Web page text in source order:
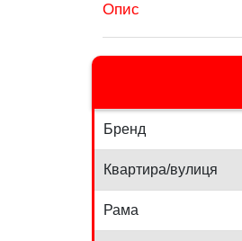
Опис
Бренд
Квартира/вулиця
Рама